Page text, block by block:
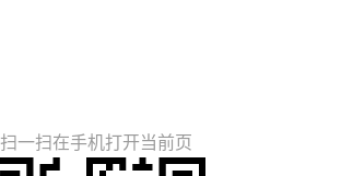
扫一扫在手机打开当前页